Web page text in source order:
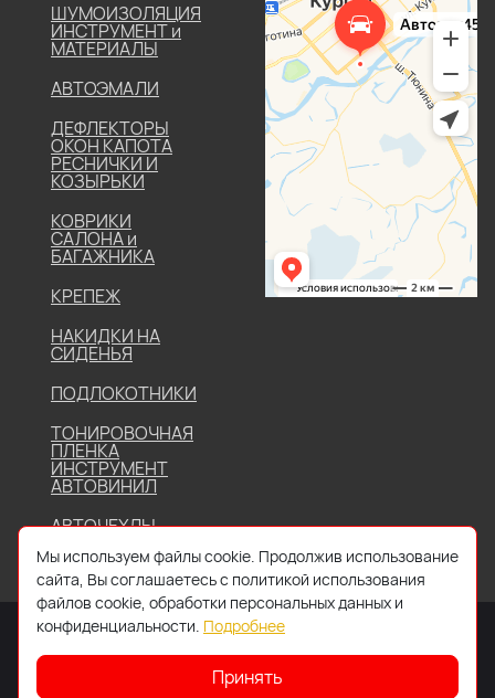
ШУМОИЗОЛЯЦИЯ
ИНСТРУМЕНТ и
МАТЕРИАЛЫ
АВТОЭМАЛИ
ДЕФЛЕКТОРЫ
ОКОН КАПОТА
РЕСНИЧКИ И
КОЗЫРЬКИ
КОВРИКИ
САЛОНА и
БАГАЖНИКА
КРЕПЕЖ
НАКИДКИ НА
СИДЕНЬЯ
ПОДЛОКОТНИКИ
ТОНИРОВОЧНАЯ
ПЛЕНКА
ИНСТРУМЕНТ
АВТОВИНИЛ
АВТОЧЕХЛЫ
Мы используем файлы cookie. Продолжив использование
сайта, Вы соглашаетесь с политикой использования
файлов cookie, обработки персональных данных и
конфиденциальности. Подробнее
Принять